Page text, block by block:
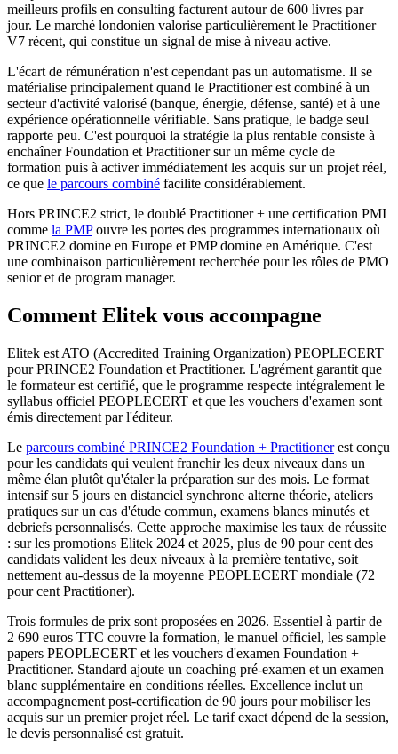
meilleurs profils en consulting facturent autour de 600 livres par
jour. Le marché londonien valorise particulièrement le Practitioner
V7 récent, qui constitue un signal de mise à niveau active.
L'écart de rémunération n'est cependant pas un automatisme. Il se
matérialise principalement quand le Practitioner est combiné à un
secteur d'activité valorisé (banque, énergie, défense, santé) et à une
expérience opérationnelle vérifiable. Sans pratique, le badge seul
rapporte peu. C'est pourquoi la stratégie la plus rentable consiste à
enchaîner Foundation et Practitioner sur un même cycle de
formation puis à activer immédiatement les acquis sur un projet réel,
ce que le parcours combiné facilite considérablement.
Hors PRINCE2 strict, le doublé Practitioner + une certification PMI
comme la PMPouvre les portes des programmes internationaux où
PRINCE2 domine en Europe et PMP domine en Amérique. C'est
une combinaison particulièrement recherchée pour les rôles de PMO
senior et de program manager.
Comment Elitek vous accompagne
Elitek est ATO (Accredited Training Organization) PEOPLECERT
pour PRINCE2 Foundation et Practitioner. L'agrément garantit que
le formateur est certifié, que le programme respecte intégralement le
syllabus officiel PEOPLECERT et que les vouchers d'examen sont
émis directement par l'éditeur.
Le parcours combiné PRINCE2 Foundation + Practitionerest conçu
pour les candidats qui veulent franchir les deux niveaux dans un
même élan plutôt qu'étaler la préparation sur des mois. Le format
intensif sur 5 jours en distanciel synchrone alterne théorie, ateliers
pratiques sur un cas d'étude commun, examens blancs minutés et
debriefs personnalisés. Cette approche maximise les taux de réussite
: sur les promotions Elitek 2024 et 2025, plus de 90 pour cent des
candidats valident les deux niveaux à la première tentative, soit
nettement au‑dessus de la moyenne PEOPLECERT mondiale (72
pour cent Practitioner).
Trois formules de prix sont proposées en 2026. Essentiel à partir de
2 690 euros TTC couvre la formation, le manuel officiel, les sample
papers PEOPLECERT et les vouchers d'examen Foundation +
Practitioner. Standard ajoute un coaching pré‑examen et un examen
blanc supplémentaire en conditions réelles. Excellence inclut un
accompagnement post‑certification de 90 jours pour mobiliser les
acquis sur un premier projet réel. Le tarif exact dépend de la session,
le devis personnalisé est gratuit.